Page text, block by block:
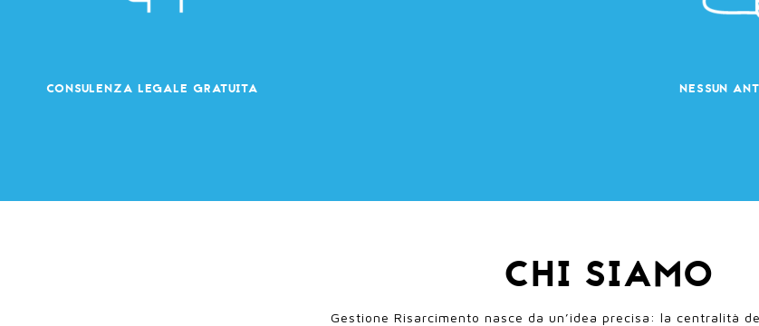
CONSULENZA LEGALE GRATUITA NESSUN
CHI SIAMO
Gestione Risarcimento nasce da un’idea precisa: la centralità